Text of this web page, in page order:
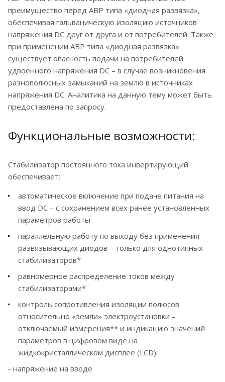
преимущество перед АВР типа «диодная развязка»,
обеспечивая гальваническую изоляцию источников
напряжения DC друг от друга и от потребителей. Также
при применении АВР типа «диодная развязка»
существует опасность подачи на потребителей
удвоенного напряжения DC – в случае возникновения
разнополюсных замыканий на землю в источниках
напряжения DC. Аналитика на данную тему может быть
предоставлена по запросу.
Функциональные возможности:
Стабилизатор постоянного тока инвертирующий
обеспечивает:
автоматическое включение при подаче питания на
ввод DC – с сохранением всех ранее установленных
параметров работы
параллельную работу по выходу без применения
развязывающих диодов – только для однотипных
стабилизаторов*
равномерное распределение токов между
стабилизаторами*
контроль сопротивления изоляции полюсов
относительно «земли» электроустановки –
отключаемый измерения** и индикацию значений
параметров в цифровом виде на
жидкокристаллическом дисплее (LCD):
- напряжение на вводе